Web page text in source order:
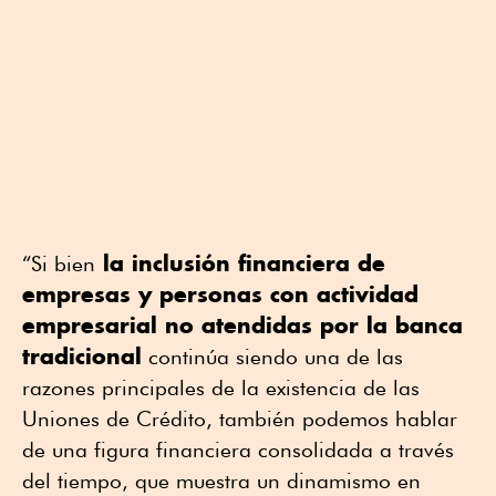
“Si bien la inclusión financiera de
empresas y personas con actividad
empresarial no atendidas por la banca
tradicional continúa siendo una de las
razones principales de la existencia de las
Uniones de Crédito, también podemos hablar
de una figura financiera consolidada a través
del tiempo, que muestra un dinamismo en